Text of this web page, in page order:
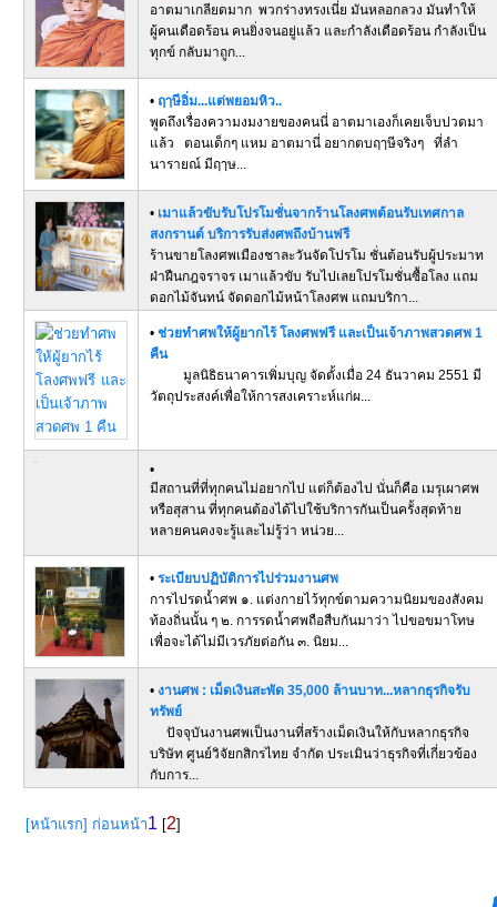
อาตมาเกลียดมาก พวกร่างทรงเนี่ย มันหลอกลวง มันทำให้
ผู้คนเดือดร้อน คนยิ่งจนอยู่แล้ว และกำลังเดือดร้อน กำลังเป็น
ทุกข์ กลับมาถูก...
• ฤๅษีอิ่ม...แต่พยอมหิว..
พูดถึงเรื่องความงมงายของคนนี่ อาตมาเองก็เคยเจ็บปวดมา
แล้ว ตอนเด็กๆ แหม อาตมานี่ อยากตบฤๅษีจริงๆ ที่ลำ
นารายณ์ มีฤๅษ...
• เมาแล้วขับรับโปรโมชั่นจากร้านโลงศพต้อนรับเทศกาล
สงกรานต์ บริการรับส่งศพถึงบ้านฟรี
ร้านขายโลงศพเมืองชาละวันจัดโปรโม ชั่นต้อนรับผู้ประมาท
ฝ่าฝืนกฎจราจร เมาแล้วขับ รับไปเลยโปรโมชั่นซื้อโลง แถม
ดอกไม้จันทน์ จัดดอกไม้หน้าโลงศพ แถมบริกา...
• ช่วยทำศพให้ผู้ยากไร้ โลงศพฟรี และเป็นเจ้าภาพสวดศพ 1
คืน
มูลนิธิธนาคารเพิ่มบุญ จัดตั้งเมื่อ 24 ธันวาคม 2551 มี
วัตถุประสงค์เพื่อให้การสงเคราะห์แก่ผ...
•
มีสถานที่ที่ทุกคนไม่อยากไป แต่ก็ต้องไป นั่นก็คือ เมรุเผาศพ
หรือสุสาน ที่ทุกคนต้องได้ไปใช้บริการกันเป็นครั้งสุดท้าย
หลายคนคงจะรู้และไม่รู้ว่า หน่วย...
• ระเบียบปฏิบัติการไปร่วมงานศพ
การไปรดน้ำศพ ๑. แต่งกายไว้ทุกข์ตามความนิยมของสังคม
ท้องถิ่นนั้น ๆ ๒. การรดน้ำศพถือสืบกันมาว่า ไปขอขมาโทษ
เพื่อจะได้ไม่มีเวรภัยต่อกัน ๓. นิยม...
• งานศพ : เม็ดเงินสะพัด 35,000 ล้านบาท...หลากธุรกิจรับ
ทรัพย์
ปัจจุบันงานศพเป็นงานที่สร้างเม็ดเงินให้กับหลากธุรกิจ
บริษัท ศูนย์วิจัยกสิกรไทย จำกัด ประเมินว่าธุรกิจที่เกี่ยวข้อง
กับการ...
[หน้าแรก] ก่อนหน้า1 [2]